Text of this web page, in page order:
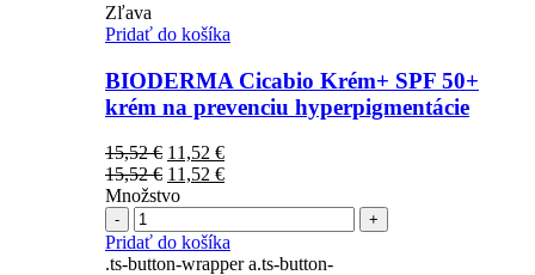
Zľava
Pridať do košíka
BIODERMA Cicabio Krém+ SPF 50+
krém na prevenciu hyperpigmentácie
15,52€ Pôvodná
cena
bola:
11,52 €Aktuálna
cena
15,52€ Pôvodná
cena
15,52 €.
11,52 €Aktuálna
11,52 €.
Množstvo
Počet
Pridať do košíka
.ts-button-wrapper a.ts-button-